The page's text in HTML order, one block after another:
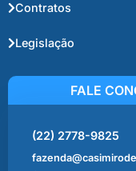
Contratos
Legislação
FALE
(22) 2778-9825